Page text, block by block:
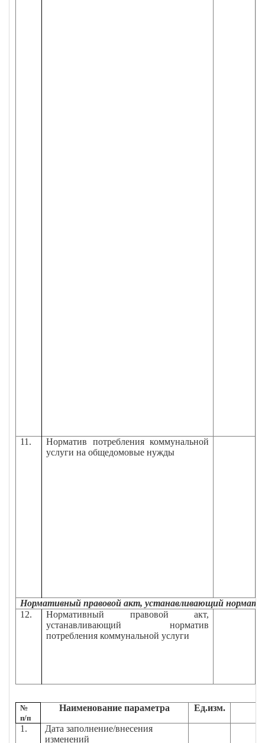
11.
Норматив потребления коммунальной
услуги на общедомовые нужды
Нормативный правовой акт, устанавливающий
12.
Нормативный правовой акт,
устанавливающий норматив
потребления коммунальной услуги
№
п/п
Наименование параметра Ед.изм.
1.
Дата заполнение/внесения
изменений